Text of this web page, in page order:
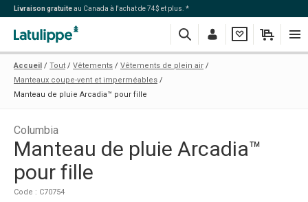
Livraison gratuiteau Canada à l'achat de 74$ et plus. *
Recherche
Me Ma Mon
Accueil Tout Vêtements
Vêtements de plein air
Manteaux coupe-vent et imperméables
Manteau de pluie Arcadia™ pour fille
Columbia
Manteau de pluie Arcadia™
pour fille
Code : C70754